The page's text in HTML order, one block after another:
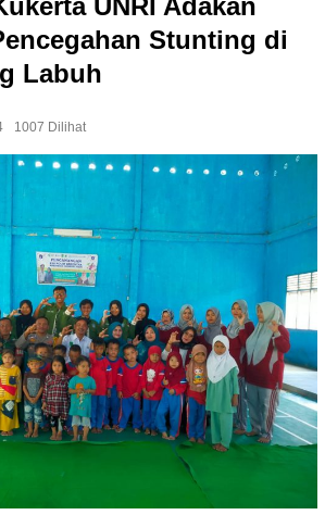
UNRI Adakan
Stunting di
Labuh
1007 Dilihat